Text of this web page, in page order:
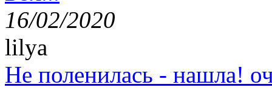
16/02/2020
lilya
Не поленилась - нашла!